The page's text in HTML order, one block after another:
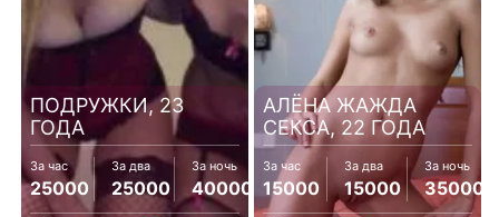
ПОДРУЖКИ, 23
ГОДА
За час
25000
За два
25000
За ночь
40000
АЛЁНА ЖАЖДА
СЕКСА, 22 ГОДА
За час
15000
За два
15000
За ночь
35000